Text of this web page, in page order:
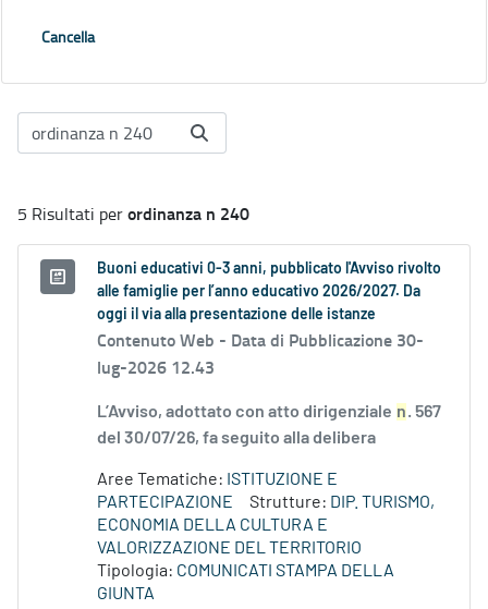
Cancella
5 Risultati perordinanza n 240
Buoni educativi 0-3 anni, pubblicato l'Avviso rivolto
alle famiglie per l’anno educativo 2026/2027. Da
oggi il via alla presentazione delle istanze
Contenuto Web - Data di Pubblicazione 30-
lug-2026 12.43
L’Avviso, adottato con atto dirigenziale n. 567
del 30/07/26, fa seguito alla delibera
Aree Tematiche: ISTITUZIONE E
PARTECIPAZIONE
Strutture: DIP. TURISMO,
ECONOMIA DELLA CULTURA E
VALORIZZAZIONE DEL TERRITORIO
Tipologia: COMUNICATI STAMPA DELLA
GIUNTA